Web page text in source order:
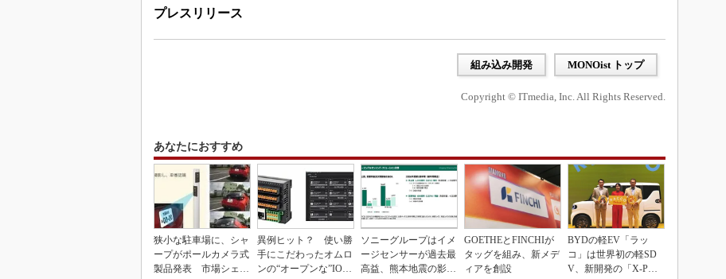
プレスリリース
組み込み開発 MONOist トップ
Copyright © ITmedia, Inc. All Rights Reserved.
あなたにおすすめ
狭小な駐車場に、シャ
ープがポールカメラ式
製品発表 市場シェア
異例ヒット？ 使い勝
手にこだわったオムロ
ンの“オープンな”IO-L
ソニーグループはイメ
ージセンサーが過去最
高益、熊本地震の影響
GOETHEとFINCHIが
タッグを組み、新メデ
ィアを創設
BYDの軽EV「ラッ
コ」は世界初の軽SD
V、新開発の「X-PAC